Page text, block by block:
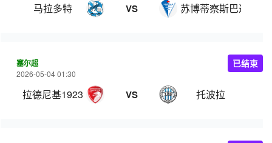
马拉多特 VS 苏博蒂察斯巴达克
塞尔超
2026-05-04 01:30
拉德尼基1923 VS 托波拉
已结束